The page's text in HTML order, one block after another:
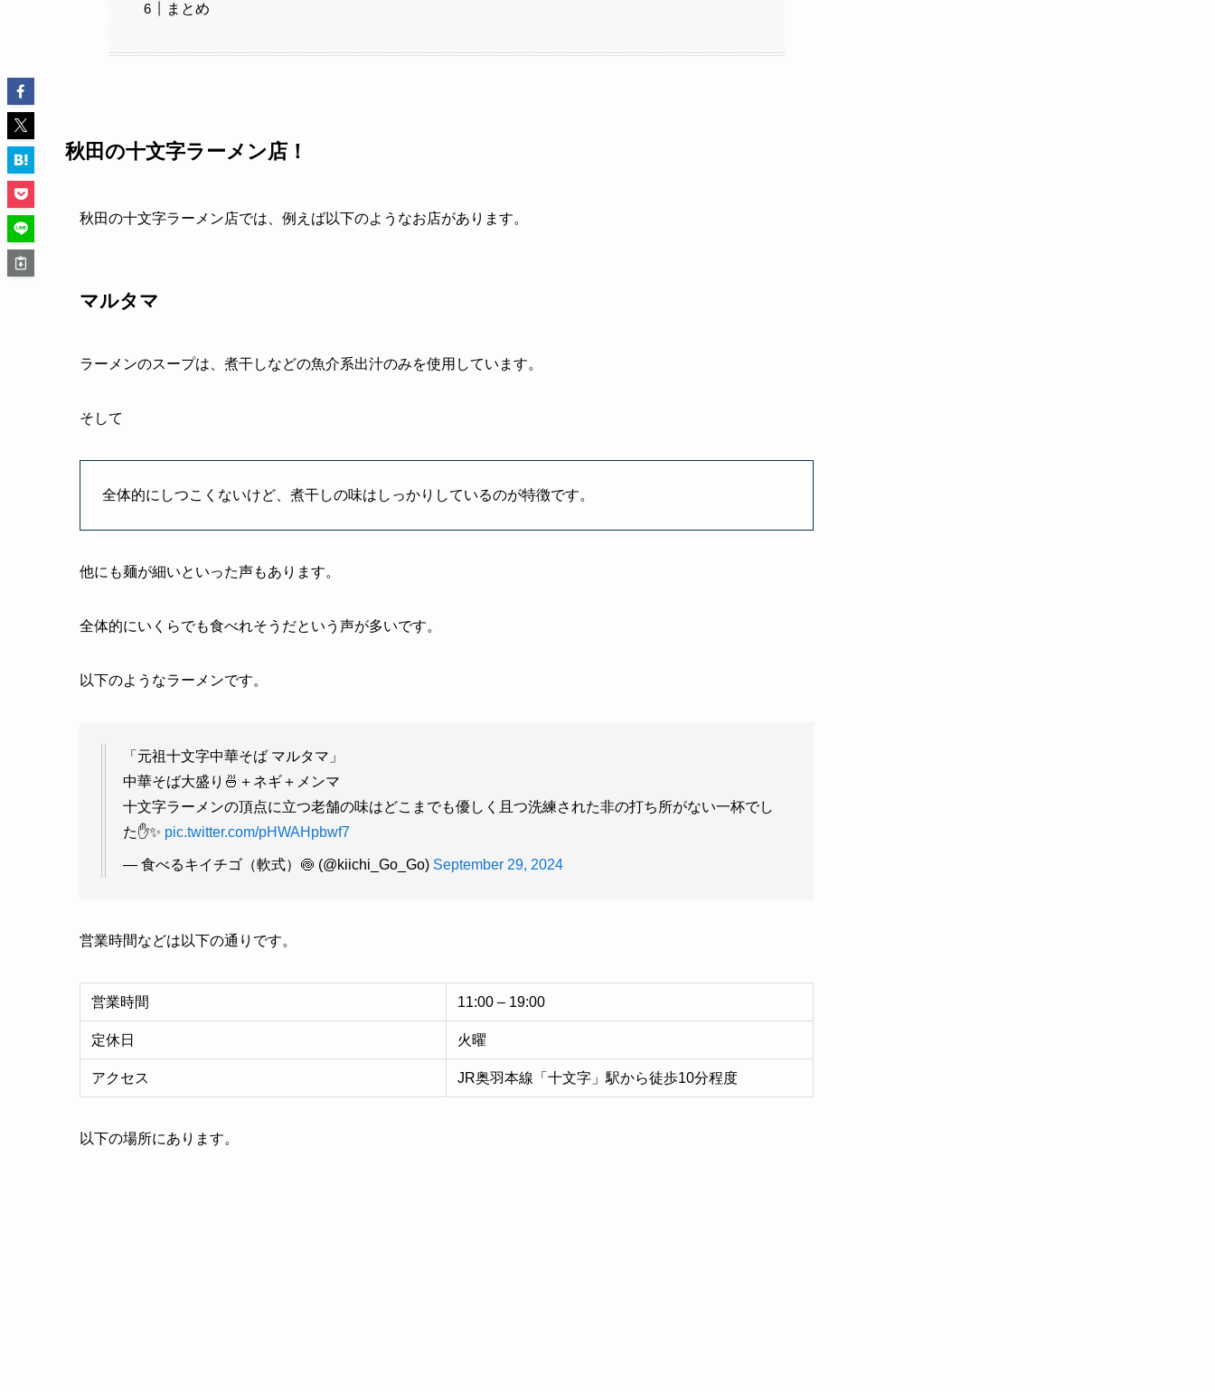
まとめ
秋田の十文字ラーメン店！
秋田の十文字ラーメン店では、例えば以下のようなお店があります。
マルタマ
ラーメンのスープは、煮干しなどの魚介系出汁のみを使用しています。
そして
全体的にしつこくないけど、煮干しの味はしっかりしているのが特徴です。
他にも麺が細いといった声もあります。
全体的にいくらでも食べれそうだという声が多いです。
以下のようなラーメンです。
「元祖十文字中華そば マルタマ」
中華そば大盛り🍜＋ネギ＋メンマ
十文字ラーメンの頂点に立つ老舗の味はどこまでも優しく且つ洗練された非の打ち所がない一杯でし
た✋✨ pic.twitter.com/pHWAHpbwf7
— 食べるキイチゴ（軟式）🍥 (@kiichi_Go_Go) September 29, 2024
営業時間などは以下の通りです。
営業時間 11:00 – 19:00
定休日 火曜
アクセス JR奥羽本線「十文字」駅から徒歩10分程度
以下の場所にあります。